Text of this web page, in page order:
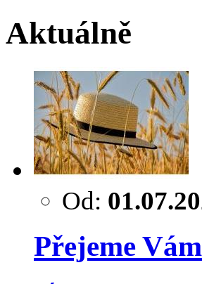
Aktuálně
Od:
Přejeme